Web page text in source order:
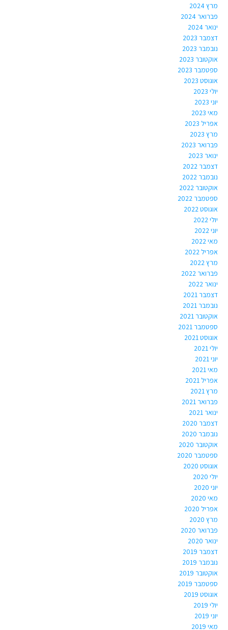
מרץ 2024
פברואר 2024
ינואר 2024
דצמבר 2023
נובמבר 2023
אוקטובר 2023
ספטמבר 2023
אוגוסט 2023
יולי 2023
יוני 2023
מאי 2023
אפריל 2023
מרץ 2023
פברואר 2023
ינואר 2023
דצמבר 2022
נובמבר 2022
אוקטובר 2022
ספטמבר 2022
אוגוסט 2022
יולי 2022
יוני 2022
מאי 2022
אפריל 2022
מרץ 2022
פברואר 2022
ינואר 2022
דצמבר 2021
נובמבר 2021
אוקטובר 2021
ספטמבר 2021
אוגוסט 2021
יולי 2021
יוני 2021
מאי 2021
אפריל 2021
מרץ 2021
פברואר 2021
ינואר 2021
דצמבר 2020
נובמבר 2020
אוקטובר 2020
ספטמבר 2020
אוגוסט 2020
יולי 2020
יוני 2020
מאי 2020
אפריל 2020
מרץ 2020
פברואר 2020
ינואר 2020
דצמבר 2019
נובמבר 2019
אוקטובר 2019
ספטמבר 2019
אוגוסט 2019
יולי 2019
יוני 2019
מאי 2019